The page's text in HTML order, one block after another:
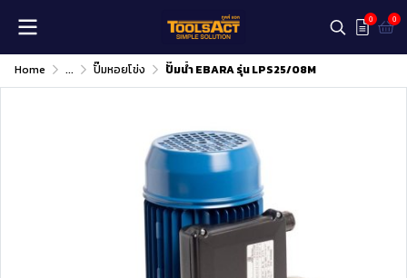
0 0
Home ... ปั๊มหอยโข่ง ปั๊มน้ำ EBARA รุ่น LPS25/08M